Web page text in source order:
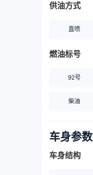
供油方式
直喷
燃油标号
92号
柴油
车身参数
车身结构